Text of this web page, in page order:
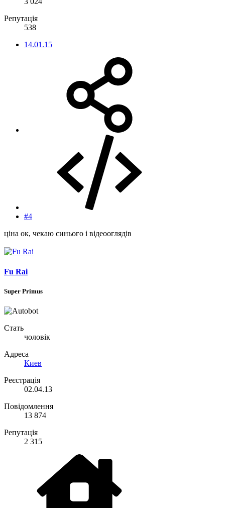
Репутація
538
14.01.15
#4
ціна ок, чекаю синього і відеооглядів
Fu Rai
Super Primus
Стать
чоловік
Адреса
Киев
Реєстрація
02.04.13
Повідомлення
13 874
Репутація
2 315